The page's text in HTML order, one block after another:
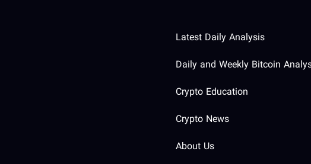
Latest Daily Analysis
Daily and Weekly Bitcoin
Crypto Education
Crypto News
About Us